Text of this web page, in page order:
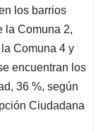
los barrios
la Comuna 2,
Comuna 4 y
encuentran los
36 %, según
Ciudadana